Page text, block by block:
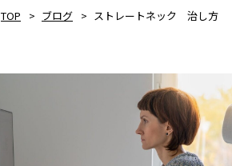
TOP ブログ ストレートネック 治し方